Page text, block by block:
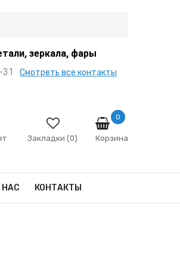
зеркала, фары
Смотреть все контакты
5
Закладки (0) Корзина
0
НАС КОНТАКТЫ